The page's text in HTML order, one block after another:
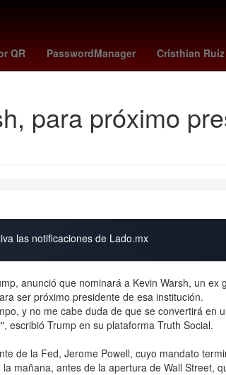
QR PasswordManager Cristhian Ruiz
prep coahuila 2026 Selección de fútbol de
para próximo
las notificaciones de Lado.mx
anunció que nominará a Kevin Warsh, un ex
ser próximo presidente de esa institución.
y no me cabe duda de que se convertirá en
escribió Trump en su plataforma Truth Social.
de la Fed, Jerome Powell, cuyo mandato
mañana, antes de la apertura de Wall Street,